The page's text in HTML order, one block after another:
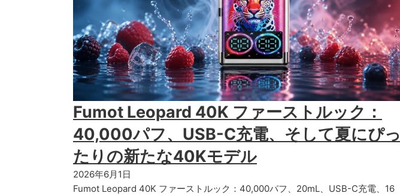
Fumot Leopard 40K ファーストルック：
40,000パフ、USB-C充電、そして夏にぴっ
たりの新たな40Kモデル
2026年6月1日
Fumot Leopard 40K ファーストルック：40,000パフ、20mL、USB-C充電、16